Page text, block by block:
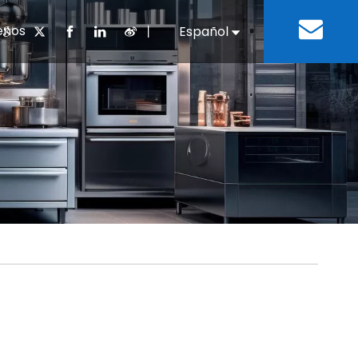
chino Equipos de refrigeración
Equipo para lavar platos
Negocios e Industria Residencias de
Descargar
del desarrollo
丨 Español
English